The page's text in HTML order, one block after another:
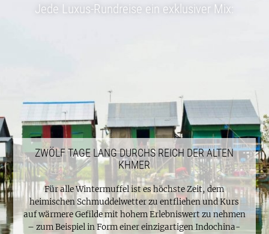
ZWÖLF TAGE LANG DURCHS REICH DER ALTEN
KHMER
Für alle Wintermuffel ist es höchste Zeit, dem
heimischen Schmuddelwetter zu entfliehen und Kurs
auf wärmere Gefilde mit hohem Erlebniswert zu nehmen
– zum Beispiel in Form einer einzigartigen Indochina-
Jede Luxus-Rundreise ein exklusiver Mix: